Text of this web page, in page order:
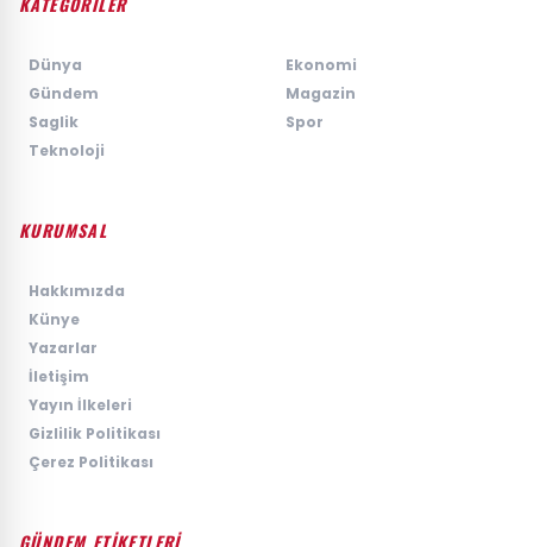
Dünya
Ekonomi
Gündem
Magazin
Saglik
Spor
Teknoloji
KURUMSAL
Hakkımızda
Künye
Yazarlar
İletişim
Yayın İlkeleri
Gizlilik Politikası
Çerez Politikası
GÜNDEM ETİKETLERİ